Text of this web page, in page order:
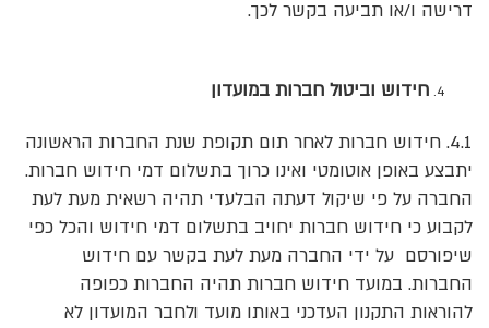
דרישה ו/או תביעה בקשר לכך.
חידוש וביטול חברות במועדון
4.1. חידוש חברות לאחר תום תקופת שנת החברות הראשונה
יתבצע באופן אוטומטי ואינו כרוך בתשלום דמי חידוש חברות.
החברה על פי שיקול דעתה הבלעדי תהיה רשאית מעת לעת
לקבוע כי חידוש חברות יחויב בתשלום דמי חידוש והכל כפי
שיפורסם על ידי החברה מעת לעת בקשר עם חידוש
החברות. במועד חידוש חברות תהיה החברות כפופה
להוראות התקנון העדכני באותו מועד ולחבר המועדון לא